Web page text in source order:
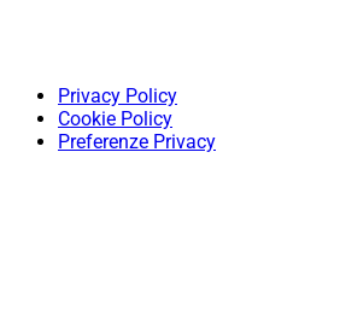
Privacy Policy
Cookie Policy
Preferenze Privacy